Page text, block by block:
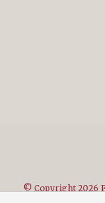
© Copyright 2026